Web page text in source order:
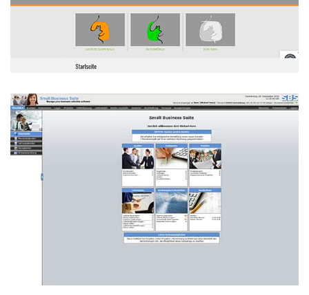
MKG Praxis Dr. Starke
WEBDESIGN
Censis Small Business Suite